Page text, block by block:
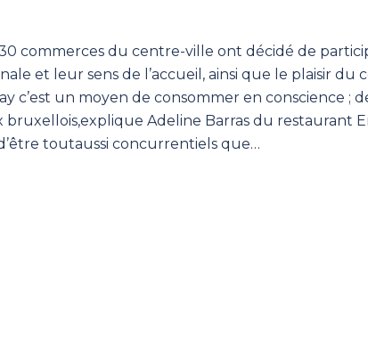
commerces du centre-ville ont décidé de
et leur sens de l’accueil, ainsi que le plaisir
c’est un moyen de consommer en conscience
Adeline Barras du restaurant
toutaussi concurrentiels que…